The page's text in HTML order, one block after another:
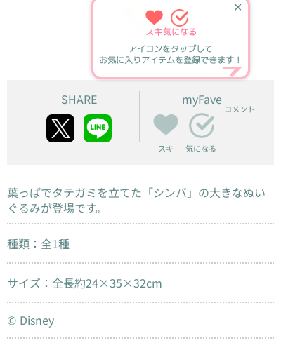
✕
スキ気になる
アイコンをタップして
お気に入りアイテムを登録できます！
SHARE myFave
スキ 気になる
コメント
葉っぱでタテガミを立てた「シンバ」の大きなぬい
ぐるみが登場です。
種類：全1種
サイズ：全長約24×35×32cm
© Disney